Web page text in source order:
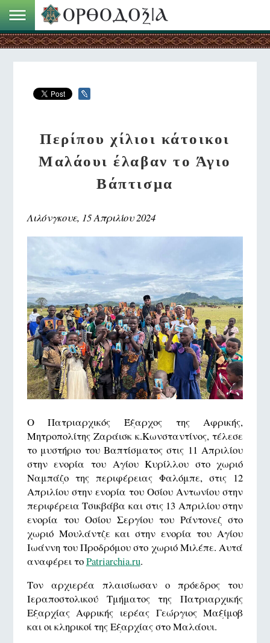
Περίπου χίλιοι κάτοικοι
Μαλάουι έλαβαν το Άγιο
Βάπτισμα
Λιλόνγκουε, 15 Απριλίου 2024
Ο Πατριαρχικός Έξαρχος της Αφρικής,
Μητροπολίτης Ζαράισκ κ.Κωνσταντίνος, τέλεσε
το μυστήριο του Βαπτίσματος στις 11 Απριλίου
στην ενορία του Αγίου Κυρίλλου στο χωριό
Ναμπάζο της περιφέρειας Φαλόμπε, στις 12
Απριλίου στην ενορία του Οσίου Αντωνίου στην
περιφέρεια Τσικβάβα και στις 13 Απριλίου στην
ενορία του Οσίου Σεργίου του Ράντονεζ στο
χωριό Μουλάντζε και στην ενορία του Αγίου
Ιωάννη του Προδρόμου στο χωριό Μιλέπε. Αυτά
αναφέρει τοPatriarchia.ru.
Τον αρχιερέα πλαισίωσαν ο πρόεδρος του
Ιεραποστολικού Τμήματος της Πατριαρχικής
Εξαρχίας Αφρικής ιερέας Γεώργιος Μαξίμοβ
και οι κληρικοί της Εξαρχίας στο Μαλάουι.